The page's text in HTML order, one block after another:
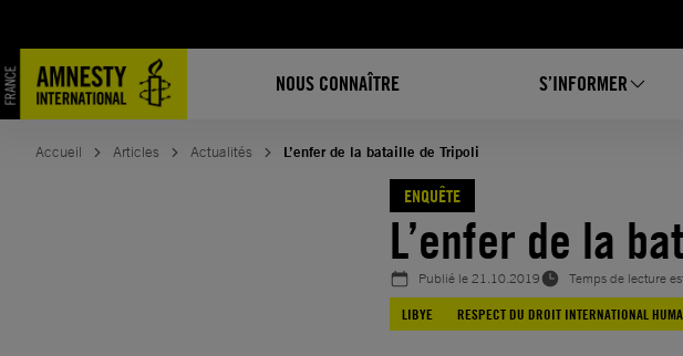
NOUS CONNAÎTRE S’INFORMER
contenu
Accueil Articles Actualités L’enfer de la bataille de Tripoli
ENQUÊTE
L’enfer de la
Publié le21.10.2019
Temps de lecture
LIBYE
RESPECT DU DROIT INTERNATIONAL